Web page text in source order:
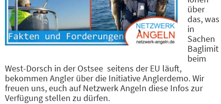
über
das, was
in
Sachen
Baglimit
beim
West-Dorsch in der Ostsee seitens der EU läuft,
bekommen Angler über die Initiative Anglerdemo. Wir
freuen uns, euch auf Netzwerk Angeln diese Infos zur
Verfügung stellen zu dürfen.